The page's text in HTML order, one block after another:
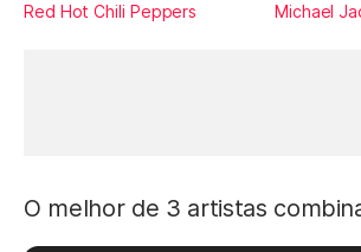
Red Hot Chili Peppers Michael
O melhor de 3 artistas